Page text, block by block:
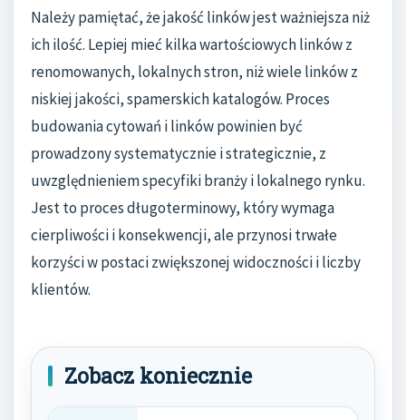
Należy pamiętać, że jakość linków jest ważniejsza niż
ich ilość. Lepiej mieć kilka wartościowych linków z
renomowanych, lokalnych stron, niż wiele linków z
niskiej jakości, spamerskich katalogów. Proces
budowania cytowań i linków powinien być
prowadzony systematycznie i strategicznie, z
uwzględnieniem specyfiki branży i lokalnego rynku.
Jest to proces długoterminowy, który wymaga
cierpliwości i konsekwencji, ale przynosi trwałe
korzyści w postaci zwiększonej widoczności i liczby
klientów.
Zobacz koniecznie